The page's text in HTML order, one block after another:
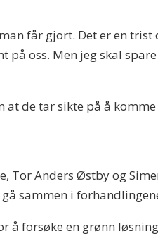
får gjort. Det er en
på oss. Men jeg skal
de tar sikte på å
Tor Anders Østby og
sammen i
å forsøke en grønn